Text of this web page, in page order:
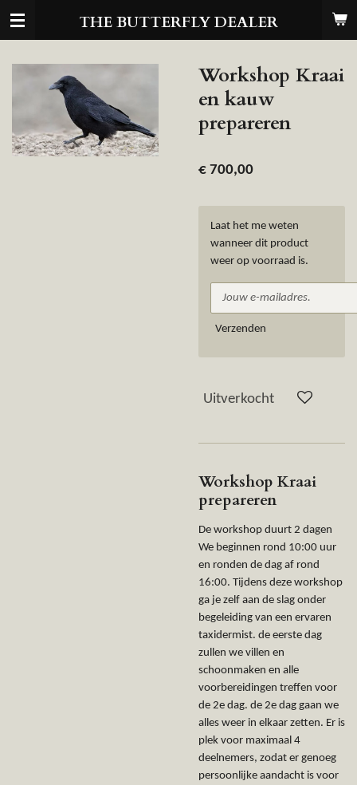
Ga
de
hoofdinhoud
THE BUTTERFLY DEALER
Workshop Kraai
en kauw
prepareren
€ 700,00
Laat het me weten
wanneer dit product
weer op voorraad is.
Verzenden
Uitverkocht
Workshop Kraai
prepareren
De workshop duurt 2 dagen
We beginnen rond 10:00 uur
en ronden de dag af rond
16:00. Tijdens deze workshop
ga je zelf aan de slag onder
begeleiding van een ervaren
taxidermist. de eerste dag
zullen we villen en
schoonmaken en alle
voorbereidingen treffen voor
de 2e dag. de 2e dag gaan we
alles weer in elkaar zetten. Er is
plek voor maximaal 4
deelnemers, zodat er genoeg
persoonlijke aandacht is voor